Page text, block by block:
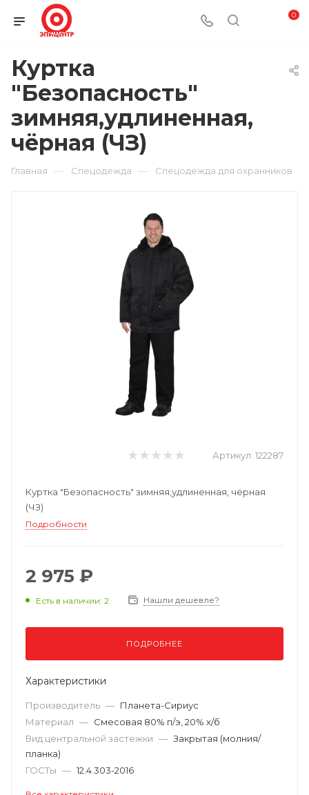
0
Куртка
"Безопасность"
зимняя,удлиненная,
чёрная (ЧЗ)
Главная — Спецодежда — Спецодежда для охранников
Артикул: 122287
Куртка "Безопасность" зимняя,удлиненная, чёрная
(ЧЗ)
Подробности
2 975 ₽
Есть в наличии: 2 Нашли дешевле?
ПОДРОБНЕЕ
Характеристики
Производитель — Планета-Сириус
Материал — Смесовая 80% п/э, 20% х/б
Вид центральной застежки — Закрытая (молния/
планка)
ГОСТы — 12.4.303-2016